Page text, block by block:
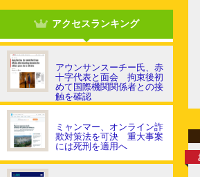
アクセスランキング
アウンサンスーチー氏、赤
十字代表と面会 拘束後初
めて国際機関関係者との接
触を確認
ミャンマー、オンライン詐
欺対策法を可決 重大事案
には死刑を適用へ